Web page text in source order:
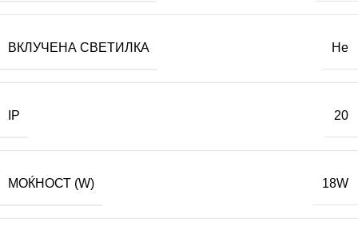
ВКЛУЧЕНА СВЕТИЛКА Не
IP 20
МОЌНОСТ (W) 18W